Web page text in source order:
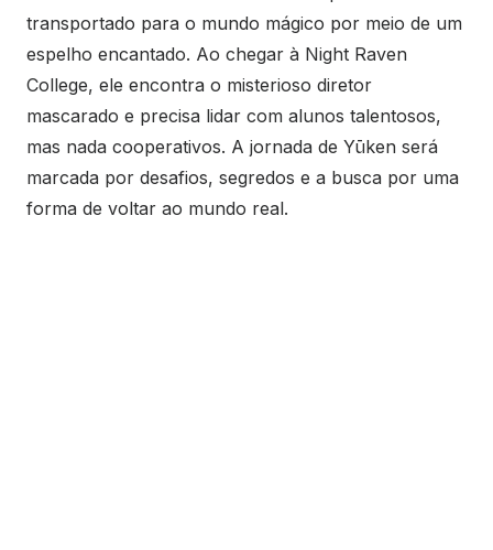
transportado para o mundo mágico por meio de um
espelho encantado. Ao chegar à Night Raven
College, ele encontra o misterioso diretor
mascarado e precisa lidar com alunos talentosos,
mas nada cooperativos. A jornada de Yūken será
marcada por desafios, segredos e a busca por uma
forma de voltar ao mundo real.